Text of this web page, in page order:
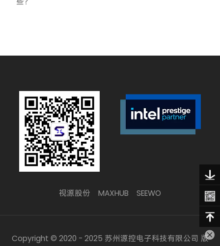
视源股份 MAXHUB SEEWO
Copyright © 2020 - 2025 苏州源控电子科技有限公司 版